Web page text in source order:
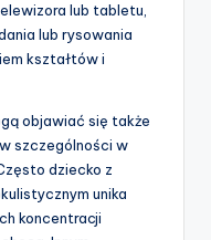
lub tabletu,
lub rysowania
kształtów i
objawiać się także
szczególności w
dziecko z
unika
koncentracji